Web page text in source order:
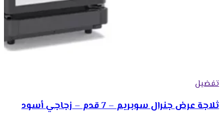
تفضيل
ثلاجة عرض جنرال سوبريم – 7 قدم – زجاجي أسود